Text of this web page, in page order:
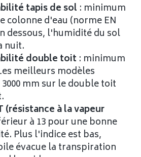
tapis de sol : minimum
colonne d'eau (norme EN
dessous, l'humidité du sol
nuit.
double toit : minimum
meilleurs modèles
mm sur le double toit
(résistance à la vapeur
à 13 pour une bonne
Plus l'indice est bas,
évacue la transpiration